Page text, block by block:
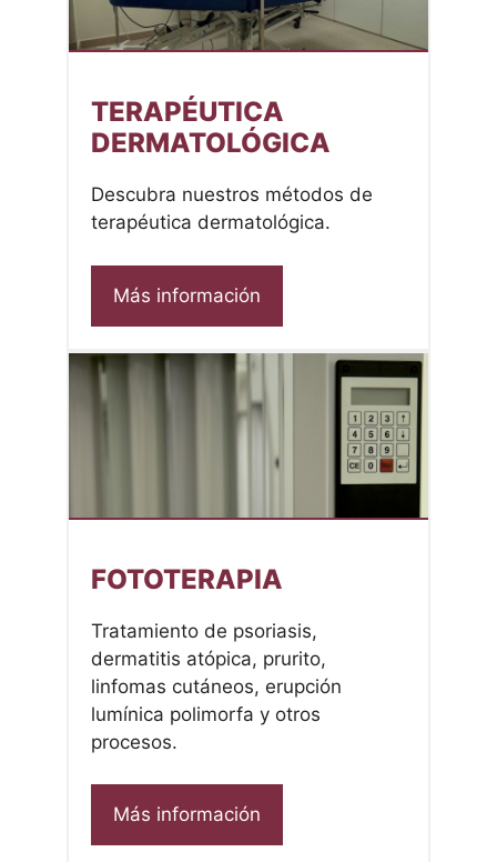
TERAPÉUTICA
DERMATOLÓGICA
Descubra nuestros métodos de
terapéutica dermatológica.
Más información
FOTOTERAPIA
Tratamiento de psoriasis,
dermatitis atópica, prurito,
linfomas cutáneos, erupción
lumínica polimorfa y otros
procesos.
Más información